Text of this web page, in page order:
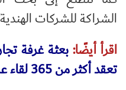
الشراكة للشركات
اقرأ أيضًا: بعثة غرفة
تعقد أكثر من 365 لقاء عمل في الهند